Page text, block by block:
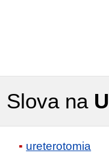
Slova na U
ureterotomia